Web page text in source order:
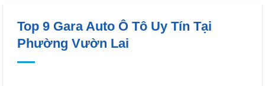
Top 9 Gara Auto Ô Tô Uy Tín Tại
Phường Vườn Lai